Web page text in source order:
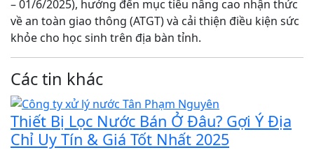
– 01/6/2025), hướng đến mục tiêu nâng cao nhận thức
về an toàn giao thông (ATGT) và cải thiện điều kiện sức
khỏe cho học sinh trên địa bàn tỉnh.
Các tin khác
Thiết Bị Lọc Nước Bán Ở Đâu? Gợi Ý Địa
Chỉ Uy Tín & Giá Tốt Nhất 2025